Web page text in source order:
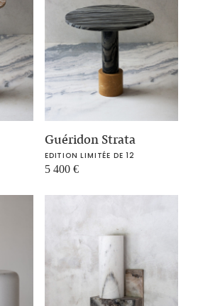
Guéridon Strata
EDITION LIMITÉE DE 12
5 400 €